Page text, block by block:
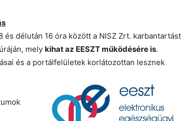
és délután 16 óra között a NISZ Zrt. karbantartást
mely kihat az EESZT működésére is.
és a portálfelületek korlátozottan lesznek